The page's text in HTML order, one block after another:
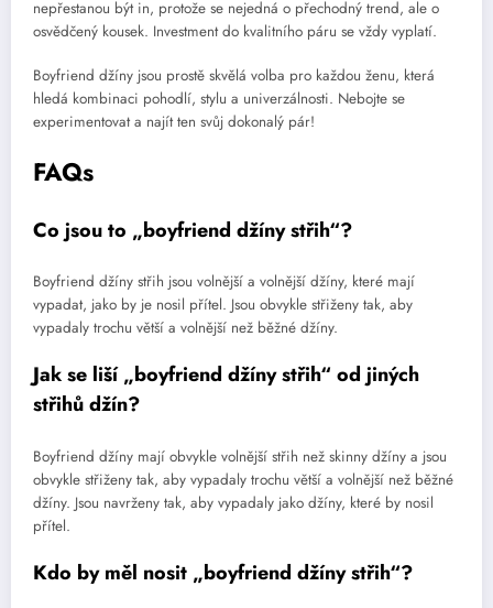
nepřestanou být in, protože se nejedná o přechodný trend, ale o
osvědčený kousek. Investment do kvalitního páru se vždy vyplatí.
Boyfriend džíny jsou prostě skvělá volba pro každou ženu, která
hledá kombinaci pohodlí, stylu a univerzálnosti. Nebojte se
experimentovat a najít ten svůj dokonalý pár!
FAQs
Co jsou to „boyfriend džíny střih“?
Boyfriend džíny střih jsou volnější a volnější džíny, které mají
vypadat, jako by je nosil přítel. Jsou obvykle střiženy tak, aby
vypadaly trochu větší a volnější než běžné džíny.
Jak se liší „boyfriend džíny střih“ od jiných
střihů džín?
Boyfriend džíny mají obvykle volnější střih než skinny džíny a jsou
obvykle střiženy tak, aby vypadaly trochu větší a volnější než běžné
džíny. Jsou navrženy tak, aby vypadaly jako džíny, které by nosil
přítel.
Kdo by měl nosit „boyfriend džíny střih“?